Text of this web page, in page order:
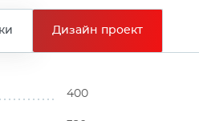
Дизайн проект
400